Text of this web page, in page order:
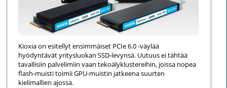
Kioxia on esitellyt ensimmäiset PCIe 6.0 -väylää
hyödyntävät yritysluokan SSD-levynsä. Uutuus ei tähtää
tavallisiin palvelimiin vaan tekoälyklustereihin, joissa nopea
flash-muisti toimii GPU-muistin jatkeena suurten
kielimallien ajossa.